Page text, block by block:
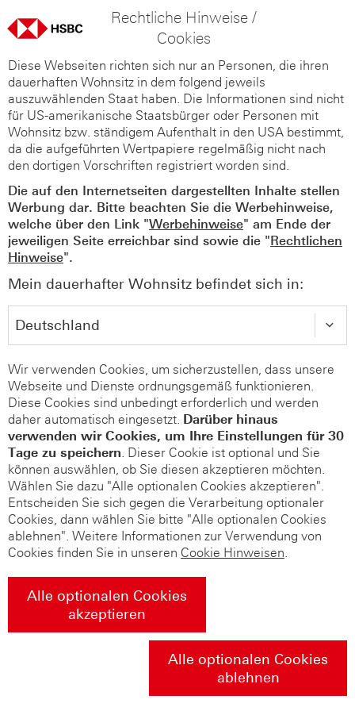
Rechtliche Hinweise /
Cookies
Diese Webseiten richten sich nur an Personen, die ihren
dauerhaften Wohnsitz in dem folgend jeweils
auszuwählenden Staat haben. Die Informationen sind nicht
für US-amerikanische Staatsbürger oder Personen mit
Wohnsitz bzw. ständigem Aufenthalt in den USA bestimmt,
da die aufgeführten Wertpapiere regelmäßig nicht nach
den dortigen Vorschriften registriert worden sind.
Die auf den Internetseiten dargestellten Inhalte stellen
Werbung dar. Bitte beachten Sie die Werbehinweise,
welche über den Link "Werbehinweise" am Ende der
jeweiligen Seite erreichbar sind sowie die "Rechtlichen
Hinweise".
Mein dauerhafter Wohnsitz befindet sich in:
Wir verwenden Cookies, um sicherzustellen, dass unsere
Webseite und Dienste ordnungsgemäß funktionieren.
Diese Cookies sind unbedingt erforderlich und werden
daher automatisch eingesetzt. Darüber hinaus
verwenden wir Cookies, um Ihre Einstellungen für 30
Tage zu speichern. Dieser Cookie ist optional und Sie
können auswählen, ob Sie diesen akzeptieren möchten.
Wählen Sie dazu "Alle optionalen Cookies akzeptieren".
Entscheiden Sie sich gegen die Verarbeitung optionaler
Cookies, dann wählen Sie bitte "Alle optionalen Cookies
ablehnen". Weitere Informationen zur Verwendung von
Cookies finden Sie in unseren Cookie Hinweisen.
Alle optionalen Cookies
akzeptieren
Alle optionalen Cookies
ablehnen